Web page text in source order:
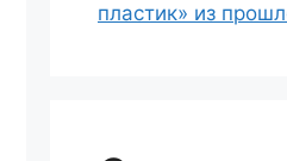
пластик» из